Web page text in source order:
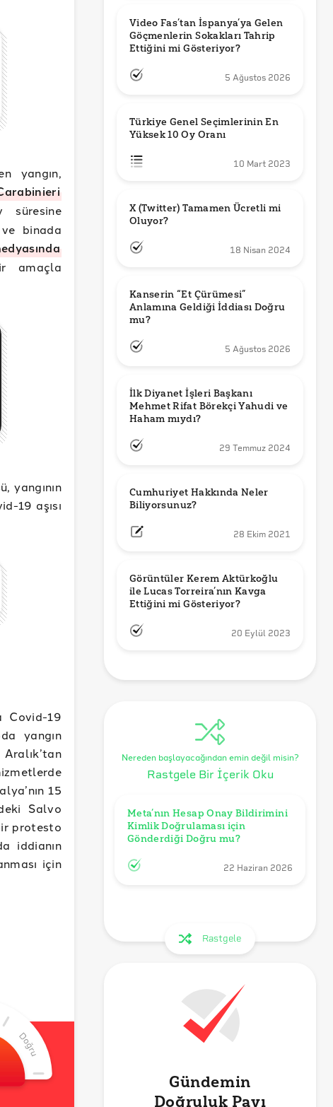
yangın,
süresine
binada
amaçla
yangının
19 aşısı
Covid-19
yangın
15
Salvo
protesto
iddianın
için
Video Fas’tan İspanya’ya Gelen
Göçmenlerin Sokakları Tahrip
Ettiğini mi Gösteriyor?
5 Ağustos 2026
Türkiye Genel Seçimlerinin En
Yüksek 10 Oy Oranı
10 Mart 2023
X (Twitter) Tamamen Ücretli mi
Oluyor?
18 Nisan 2024
Kanserin “Et Çürümesi”
Anlamına Geldiği İddiası Doğru
mu?
5 Ağustos 2026
İlk Diyanet İşleri Başkanı
Mehmet Rifat Börekçi Yahudi ve
Haham mıydı?
29 Temmuz 2024
Cumhuriyet Hakkında Neler
Biliyorsunuz?
28 Ekim 2021
Görüntüler Kerem Aktürkoğlu
ile Lucas Torreira’nın Kavga
Ettiğini mi Gösteriyor?
20 Eylül 2023
Nereden başlayacağından emin değil misin?
Rastgele Bir İçerik Oku
Meta’nın Hesap Onay Bildirimini
Kimlik Doğrulaması için
Gönderdiği Doğru mu?
22 Haziran 2026
Rastgele
Gündemin
Doğruluk Payı